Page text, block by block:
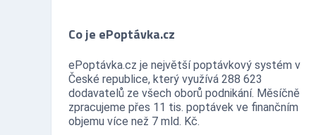
Černá Hora
Chorvatsko 0
Čína 0
Dánsko 0
Dominika
Co je ePoptávka.cz
ePoptávka.cz je největší poptávkový systém v
České republice, který využívá 288 623
dodavatelů ze všech oborů podnikání. Měsíčně
zpracujeme přes 11 tis. poptávek ve finančním
objemu více než 7 mld. Kč.